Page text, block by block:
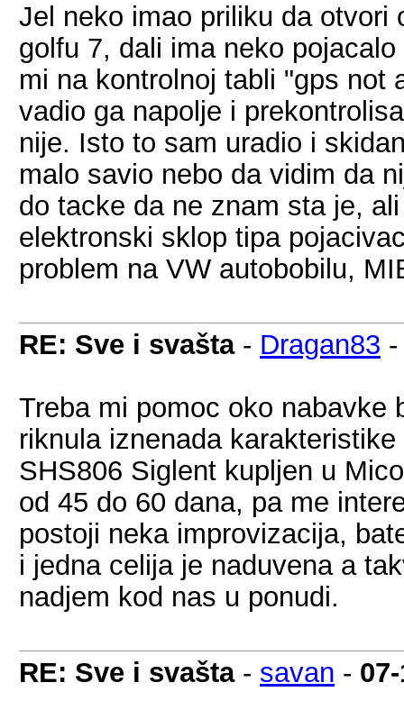
Jel neko imao priliku da otvori
golfu 7, dali ima neko
mi na kontrolnoj tabli "gps not
vadio ga napolje i
nije. Isto to sam uradio i
malo savio nebo da vidim da
do tacke da ne znam sta je,
elektronski sklop tipa
problem na VW autobobilu,
RE: Sve i svašta- Dragan83
Treba mi pomoc oko nabavke
riknula iznenada
SHS806 Siglent kupljen u
od 45 do 60 dana, pa me
postoji neka improvizacija,
i jedna celija je naduvena a
nadjem kod nas u ponudi.
RE: Sve i svašta- savan -